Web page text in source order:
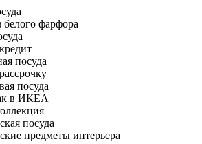
белого фарфора
посуда
посуда
в ИКЕА
посуда
предметы интерьера